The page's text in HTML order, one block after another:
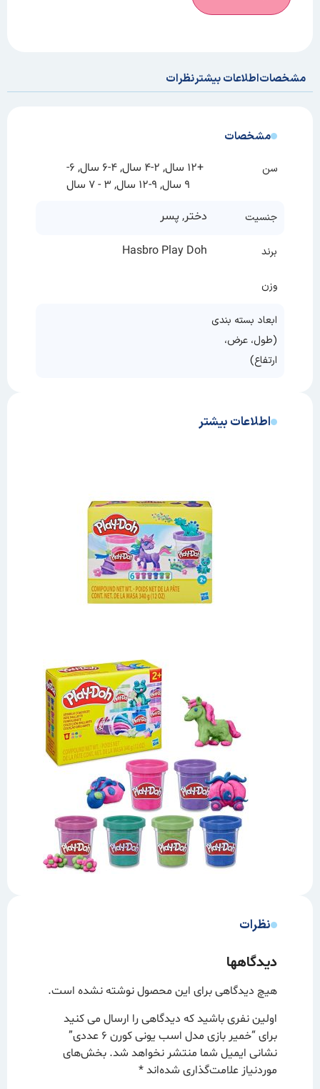
مشخصاتاطلاعات بیشترنظرات
مشخصات
سن
+12 سال, 2-4 سال, 4-6 سال, 6-
9 سال, 9-12 سال, 3 - 7 سال
جنسیت دختر, پسر
برند Hasbro Play Doh
وزن
ابعاد بسته بندی
(طول، عرض،
ارتفاع)
اطلاعات بیشتر
نظرات
دیدگاهها
هیچ دیدگاهی برای این محصول نوشته نشده است.
اولین نفری باشید که دیدگاهی را ارسال می کنید
برای “خمیر بازی مدل اسب یونی کورن ۶ عددی”
نشانی ایمیل شما منتشر نخواهد شد. بخش‌های
موردنیاز علامت‌گذاری شده‌اند*